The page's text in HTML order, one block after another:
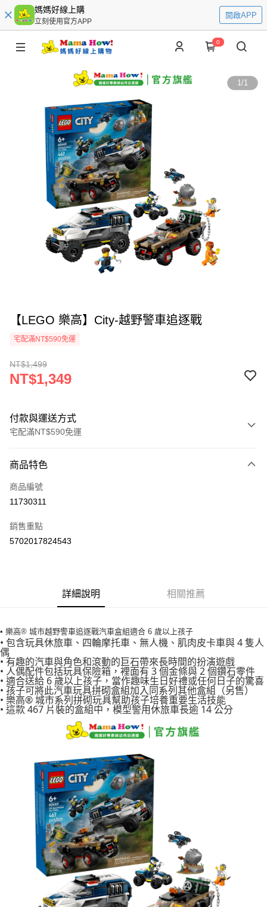
媽媽好線上購
立刻使用官方APP
開啟APP
0
1/1
【LEGO 樂高】City-越野警車追逐戰
宅配滿NT$590免運
NT$1,499
NT$1,349
付款與運送方式
宅配滿NT$590免運
信用卡一次付款
LINE Pay
街口支付
AFTEE先享後付
【關於「AFTEE先享後付」】
AFTEE先享後付是「在收到商品之後才付款」的支付方式。 讓您購物簡單
１．簡單：不需註冊會員、不需綁卡、不需儲值。
２．便利：只要手機號碼，簡訊認證，即可結帳。
３．安心：先確認商品／服務後，再付款。
【「AFTEE先享後付」結帳流程】
結帳頁面，進行簡訊認證並確認金額後，即可完成結帳。
２．訂單成立數日內，您將收到繳費通知簡訊。
ATM／網路銀行／等多元方式進行付款，方視為交易完成。
※ 請注意：結帳手續完成當下不需立刻繳費，但若您需要取消訂單，請聯絡
購買商品的店家。未經商家同意取消之訂單仍視為有效，需透過AFTEE先享
後付繳納相關費用。
※ 交易是否成功請以「AFTEE先享後付 」之結帳頁面顯示為準，若有關於
是否繳費成功／繳費後需取消欲退款等相關疑問，請聯繫「AFTEE先享後付
客戶支援中心」https://netprotections.freshdesk.com/support/home
【注意事項】
１．透過由恩沛科技股份有限公司提供之「AFTEE先享後付」服務完成之交
易，需依本服務之必要範圍內提供個人資料，並將交易相關給付款項請求債
權轉讓予恩沛科技股份有限公司。
２．關於個人資料處理事宜，請瀏覽以下網址：
https://aftee.tw/terms/#terms3
ATM付款
運送方式
宅配
每筆NT$100，滿NT$590(含以上)免運費
商品特色
商品編號
11730311
銷售重點
5702017824543
詳細說明 相關推薦
• 樂高® 城市越野警車追逐戰汽車盒組適合 6 歲以上孩子
• 包含玩具休旅車、四輪摩托車、無人機、肌肉皮卡車與 4 隻人
偶
• 有趣的汽車與角色和滾動的巨石帶來長時間的扮演遊戲
• 人偶配件包括玩具保險箱，裡面有 3 個金條與 2 個鑽石零件
• 適合送給 6 歲以上孩子，當作趣味生日好禮或任何日子的驚喜
• 孩子可將此汽車玩具拼砌盒組加入同系列其他盒組（另售）
• 樂高® 城市系列拼砌玩具幫助孩子培養重要生活技能
• 這款 467 片裝的盒組中，模型警用休旅車長逾 14 公分